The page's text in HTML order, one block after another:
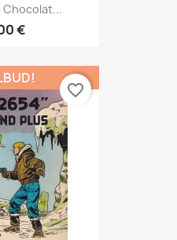
Chocolat...
€
favorite_border